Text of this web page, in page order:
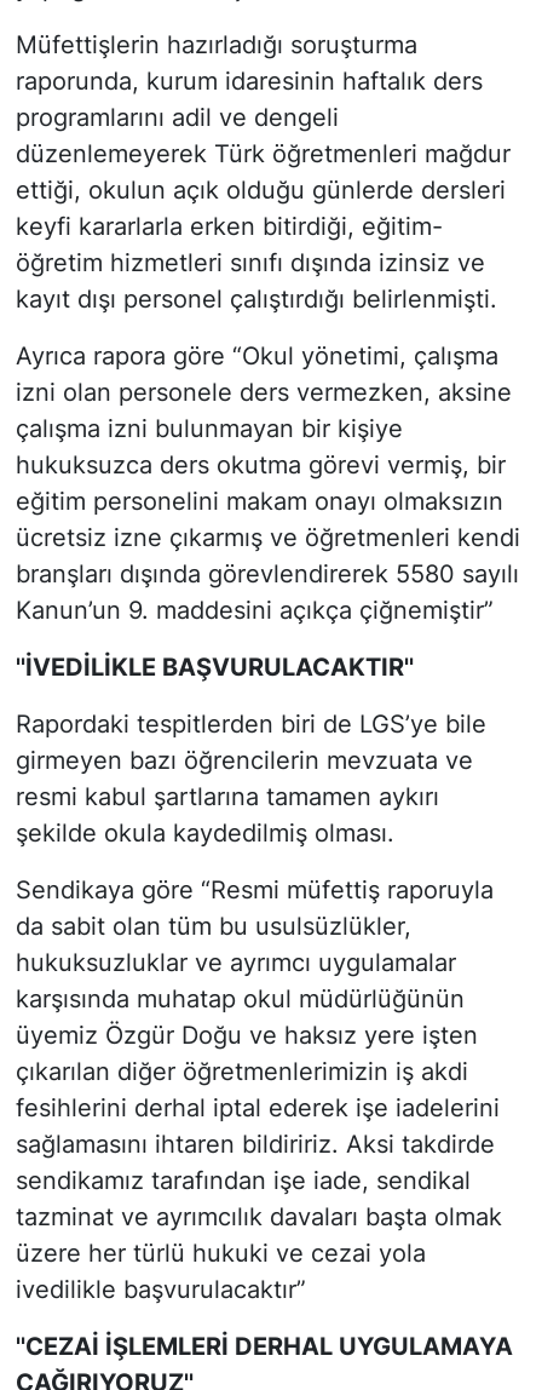
Müfettişlerin hazırladığı soruşturma
raporunda, kurum idaresinin haftalık ders
programlarını adil ve dengeli
düzenlemeyerek Türk öğretmenleri mağdur
ettiği, okulun açık olduğu günlerde dersleri
keyfi kararlarla erken bitirdiği, eğitim-
öğretim hizmetleri sınıfı dışında izinsiz ve
kayıt dışı personel çalıştırdığı belirlenmişti.
Ayrıca rapora göre “Okul yönetimi, çalışma
izni olan personele ders vermezken, aksine
çalışma izni bulunmayan bir kişiye
hukuksuzca ders okutma görevi vermiş, bir
eğitim personelini makam onayı olmaksızın
ücretsiz izne çıkarmış ve öğretmenleri kendi
branşları dışında görevlendirerek 5580 sayılı
Kanun’un 9. maddesini açıkça çiğnemiştir”
''İVEDİLİKLE BAŞVURULACAKTIR''
Rapordaki tespitlerden biri de LGS’ye bile
girmeyen bazı öğrencilerin mevzuata ve
resmi kabul şartlarına tamamen aykırı
şekilde okula kaydedilmiş olması.
Sendikaya göre “Resmi müfettiş raporuyla
da sabit olan tüm bu usulsüzlükler,
hukuksuzluklar ve ayrımcı uygulamalar
karşısında muhatap okul müdürlüğünün
üyemiz Özgür Doğu ve haksız yere işten
çıkarılan diğer öğretmenlerimizin iş akdi
fesihlerini derhal iptal ederek işe iadelerini
sağlamasını ihtaren bildiririz. Aksi takdirde
sendikamız tarafından işe iade, sendikal
tazminat ve ayrımcılık davaları başta olmak
üzere her türlü hukuki ve cezai yola
ivedilikle başvurulacaktır”
''CEZAİ İŞLEMLERİ DERHAL UYGULAMAYA
ÇAĞIRIYORUZ''